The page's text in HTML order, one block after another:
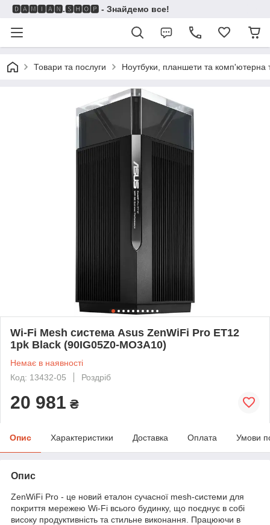
🅳🅰🅼🅸🅰🅽.🆂🅷🅾🅿 - Знайдемо все!
Товари та послуги Ноутбуки, планшети та комп'ютерна
Wi-Fi Mesh система Asus ZenWiFi Pro ET12
1pk Black (90IG05Z0-MO3A10)
Немає в наявності
Код: 13432-05
Роздріб
20 981 ₴
Опис Характеристики Доставка Оплата Умови
Опис
ZenWiFi Pro - це новий еталон сучасної mesh-системи для
покриття мережею Wi-Fi всього будинку, що поєднує в собі
високу продуктивність та стильне виконання. Працюючи в